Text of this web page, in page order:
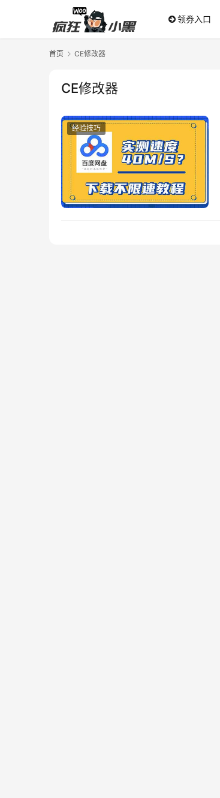
领券入口
首页 CE修改器
CE修改器
经验技巧